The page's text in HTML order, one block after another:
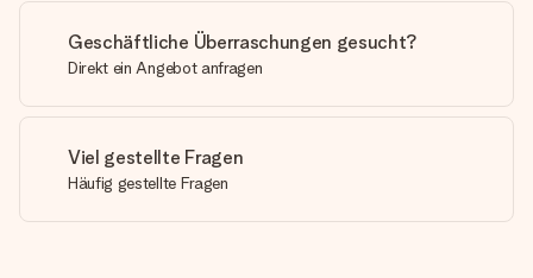
Geschäftliche Überraschungen gesucht?
Direkt ein Angebot anfragen
Viel gestellte Fragen
Häufig gestellte Fragen